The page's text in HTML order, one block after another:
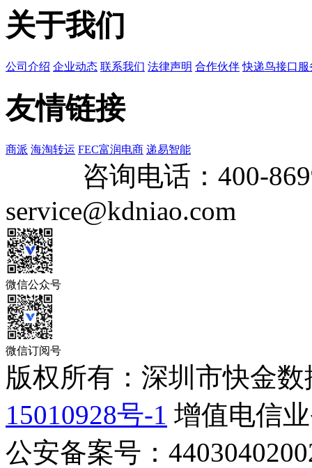
关于我们
公司介绍 企业动态 联系我们 法律声明 合作伙伴 快递鸟接口服
友情链接
商派 海淘转运 FEC富润电商 递易智能
咨询电话： 400-
service@kdniao.com
微信公众号
微信订阅号
版权所有：深圳市快金
15010928号-1 增值电信
公安备案号：